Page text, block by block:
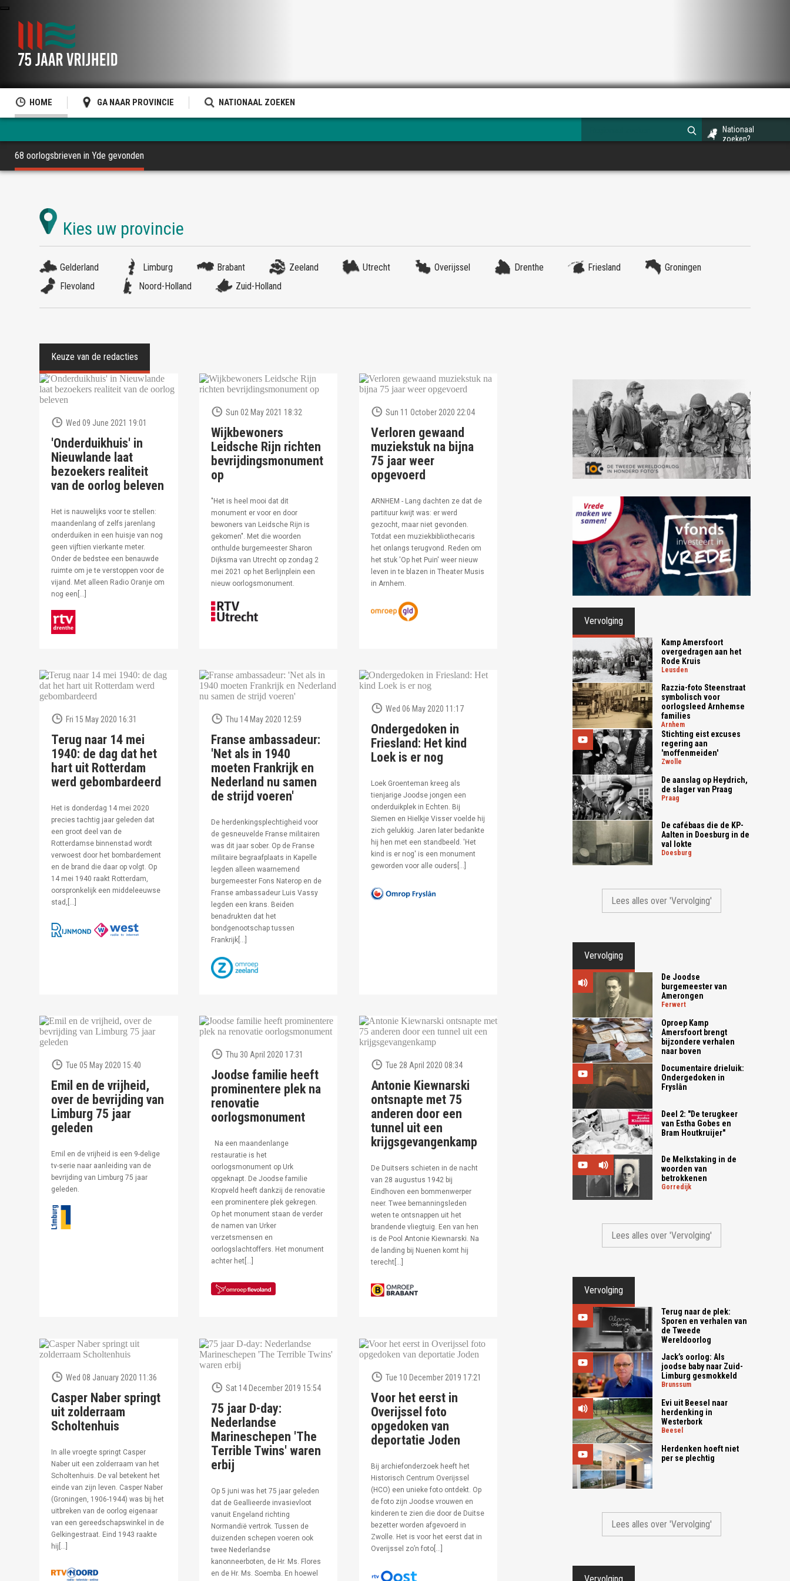
HOME GA NAAR PROVINCIE NATIONAAL ZOEKEN
Nationaal
zoeken?
68 oorlogsbrieven in Yde gevonden
Gelderland Limburg Brabant Zeeland Utrecht Overijssel Drenthe Friesland
Groningen
Flevoland
Noord-Holland Zuid-Holland
Wed 09 June 2021 19:01
'Onderduikhuis' in
Nieuwlande laat
bezoekers realiteit
van de oorlog beleven
Het is nauwelijks voor te stellen:
maandenlang of zelfs jarenlang
onderduiken in een huisje van nog
geen vijftien vierkante meter.
Onder de bedstee een benauwde
ruimte om je te verstoppen voor de
vijand. Met alleen Radio Oranje om
nog een[…]
Sun 02 May 2021 18:32
Wijkbewoners
Leidsche Rijn richten
bevrijdingsmonument
op
"Het is heel mooi dat dit
monument er voor en door
bewoners van Leidsche Rijn is
gekomen". Met die woorden
onthulde burgemeester Sharon
Dijksma van Utrecht op zondag 2
mei 2021 op het Berlijnplein een
nieuw oorlogsmonument.
Sun 11 October 2020 22:04
Verloren gewaand
muziekstuk na bijna
75 jaar weer
opgevoerd
ARNHEM - Lang dachten ze dat de
partituur kwijt was: er werd
gezocht, maar niet gevonden.
Totdat een muziekbibliothecaris
het onlangs terugvond. Reden om
het stuk 'Op het Puin' weer nieuw
leven in te blazen in Theater Musis
in Arnhem.
Fri 15 May 2020 16:31
Terug naar 14 mei
1940: de dag dat het
hart uit Rotterdam
werd gebombardeerd
Het is donderdag 14 mei 2020
precies tachtig jaar geleden dat
een groot deel van de
Rotterdamse binnenstad wordt
verwoest door het bombardement
en de brand die daar op volgt. Op
14 mei 1940 raakt Rotterdam,
oorspronkelijk een middeleeuwse
stad,[…]
Thu 14 May 2020 12:59
Franse ambassadeur:
'Net als in 1940
moeten Frankrijk en
Nederland nu samen
de strijd voeren'
De herdenkingsplechtigheid voor
de gesneuvelde Franse militairen
was dit jaar sober. Op de Franse
militaire begraafplaats in Kapelle
legden alleen waarnemend
burgemeester Fons Naterop en de
Franse ambassadeur Luis Vassy
legden een krans. Beiden
benadrukten dat het
bondgenootschap tussen
Frankrijk[…]
Wed 06 May 2020 11:17
Ondergedoken in
Friesland: Het kind
Loek is er nog
Loek Groenteman kreeg als
tienjarige Joodse jongen een
onderduikplek in Echten. Bij
Siemen en Hielkje Visser voelde hij
zich gelukkig. Jaren later bedankte
hij hen met een standbeeld. 'Het
kind is er nog' is een monument
geworden voor alle ouders[…]
Tue 05 May 2020 15:40
Emil en de vrijheid,
over de bevrijding van
Limburg 75 jaar
geleden
Emil en de vrijheid is een 9-delige
tv-serie naar aanleiding van de
bevrijding van Limburg 75 jaar
geleden.
Thu 30 April 2020 17:31
Joodse familie heeft
prominentere plek na
renovatie
oorlogsmonument
Na een maandenlange
restauratie is het
oorlogsmonument op Urk
opgeknapt. De Joodse familie
Kropveld heeft dankzij de renovatie
een prominentere plek gekregen.
Op het monument staan de verder
de namen van Urker
verzetsmensen en
oorlogslachtoffers. Het monument
achter het[…]
Tue 28 April 2020 08:34
Antonie Kiewnarski
ontsnapte met 75
anderen door een
tunnel uit een
krijgsgevangenkamp
De Duitsers schieten in de nacht
van 28 augustus 1942 bij
Eindhoven een bommenwerper
neer. Twee bemanningsleden
weten te ontsnappen uit het
brandende vliegtuig. Een van hen
is de Pool Antonie Kiewnarski. Na
de landing bij Nuenen komt hij
terecht[…]
Wed 08 January 2020 11:36
Casper Naber springt
uit zolderraam
Scholtenhuis
In alle vroegte springt Casper
Naber uit een zolderraam van het
Scholtenhuis. De val betekent het
einde van zijn leven. Casper Naber
(Groningen, 1906-1944) was bij het
uitbreken van de oorlog eigenaar
van een gereedschapswinkel in de
Gelkingestraat. Eind 1943 raakte
hij[…]
Sat 14 December 2019 15:54
75 jaar D-day:
Nederlandse
Marineschepen 'The
Terrible Twins' waren
erbij
Op 5 juni was het 75 jaar geleden
dat de Geallieerde invasievloot
vanuit Engeland richting
Normandië vertrok. Tussen de
duizenden schepen voeren ook
twee Nederlandse
kanonneerboten, de Hr. Ms. Flores
en de Hr. Ms. Soemba. En hoewel
Tue 10 December 2019 17:21
Voor het eerst in
Overijssel foto
opgedoken van
deportatie Joden
Bij archiefonderzoek heeft het
Historisch Centrum Overijssel
(HCO) een unieke foto ontdekt. Op
de foto zijn Joodse vrouwen en
kinderen te zien die door de Duitse
bezetter worden afgevoerd in
Zwolle. Het is voor het eerst dat in
Overijssel zo’n foto[…]
Vervolging
Kamp Amersfoort
overgedragen aan het
Rode Kruis
leusden
Razzia-foto Steenstraat
symbolisch voor
oorlogsleed Arnhemse
families
arnhem
Stichting eist excuses
regering aan
'moffenmeiden'
zwolle
De aanslag op Heydrich,
de slager van Praag
praag
De cafébaas die de KP-
Aalten in Doesburg in de
val lokte
doesburg
Lees alles over 'Vervolging'
Vervolging
De Joodse
burgemeester van
Amerongen
ferwert
Oproep Kamp
Amersfoort brengt
bijzondere verhalen
naar boven
Documentaire drieluik:
Ondergedoken in
Fryslân
Deel 2: "De terugkeer
van Estha Gobes en
Bram Houtkruijer"
De Melkstaking in de
woorden van
betrokkenen
gorredijk
Lees alles over 'Vervolging'
Vervolging
Terug naar de plek:
Sporen en verhalen van
de Tweede
Wereldoorlog
Jack’s oorlog: Als
joodse baby naar Zuid-
Limburg gesmokkeld
brunssum
Evi uit Beesel naar
herdenking in
Westerbork
beesel
Herdenken hoeft niet
per se plechtig
Lees alles over 'Vervolging'